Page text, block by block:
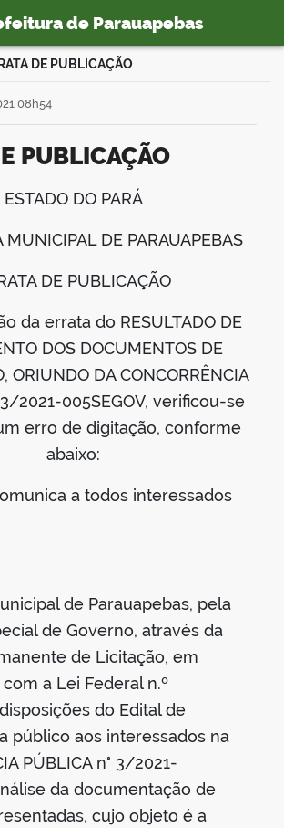
de Parauapebas
DE PUBLICAÇÃO
PUBLICAÇÃO
08h54
ESTADO DO PARÁ
MUNICIPAL DE PARAUAPEBAS
DE PUBLICAÇÃO
da errata do RESULTADO DE
DOS DOCUMENTOS DE
ORIUNDO DA CONCORRÊNCIA
2021-005SEGOV, verificou-se
erro de digitação, conforme
abaixo:
a todos interessados
de Parauapebas, pela
de Governo, através da
de Licitação, em
a Lei Federal n.º
do Edital de
público aos interessados na
PÚBLICA n° 3/2021-
da documentação de
cujo objeto é a